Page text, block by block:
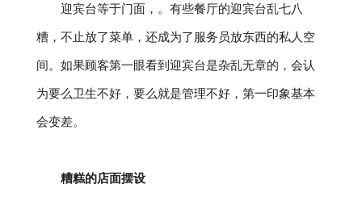
迎宾台等于门面，。有些餐厅的迎宾台乱七八
糟，不止放了菜单，还成为了服务员放东西的私人空
间。如果顾客第一眼看到迎宾台是杂乱无章的，会认
为要么卫生不好，要么就是管理不好，第一印象基本
会变差。
糟糕的店面摆设